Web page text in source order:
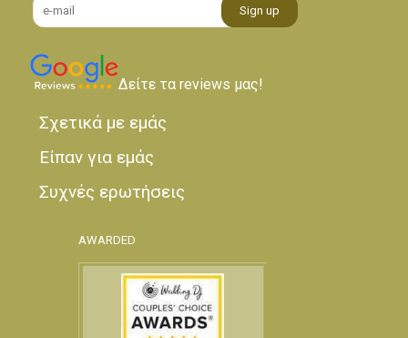
Δείτε τα reviews μας!
Σχετικά με εμάς
Είπαν για εμάς
Συχνές ερωτήσεις
AWARDED